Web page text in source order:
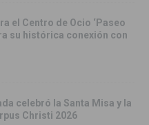
el Centro de Ocio ‘Paseo
su histórica conexión con
celebró la Santa Misa y la
Christi 2026